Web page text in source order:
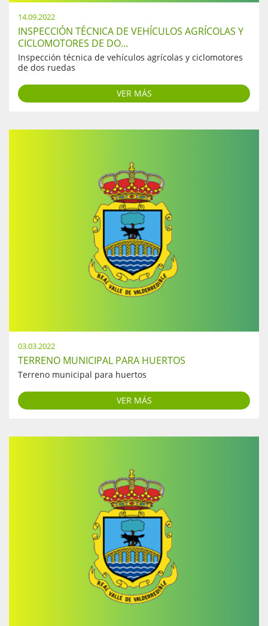
14.09.2022
INSPECCIÓN TÉCNICA DE VEHÍCULOS AGRÍCOLAS Y
CICLOMOTORES DE DO...
Inspección técnica de vehículos agrícolas y ciclomotores
de dos ruedas
VER MÁS
03.03.2022
TERRENO MUNICIPAL PARA HUERTOS
Terreno municipal para huertos
VER MÁS